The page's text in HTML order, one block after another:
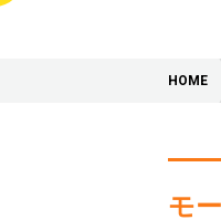
HOME
モ